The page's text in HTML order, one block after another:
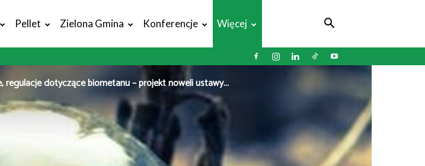
Pellet Zielona Gmina Konferencje Więcej
regulacje dotyczące biometanu – projekt noweli ustawy...